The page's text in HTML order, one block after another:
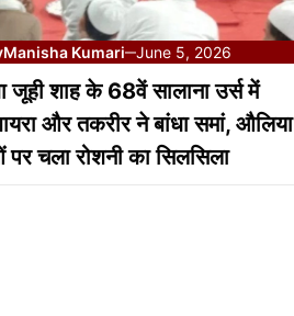
Manisha Kumari—June 5, 2026
जूही शाह के 68वें सालाना उर्स में
और तकरीर ने बांधा समां, औलिया
पर चला रोशनी का सिलसिला